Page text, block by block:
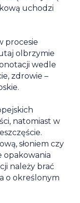
uchodzi
procesie
olbrzymie
wedle
zdrowie –
natomiast w
słoniem czy
opakowania
należy brać
o określonym